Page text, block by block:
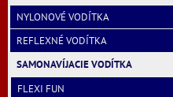
NYLONOVÉ VODÍTKA
REFLEXNÉ VODÍTKA
SAMONAVÍJACIE VODÍTKA
FLEXI FUN